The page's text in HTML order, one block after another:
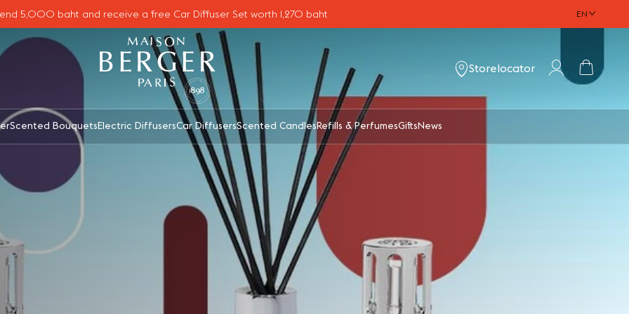
5,000 baht and receive a free Car Diffuser Set worth 1,270 baht EN
Storelocator AccountCart
Scented Bouquets Electric DiffusersCar DiffusersScented Candles Refills & PerfumesGifts News